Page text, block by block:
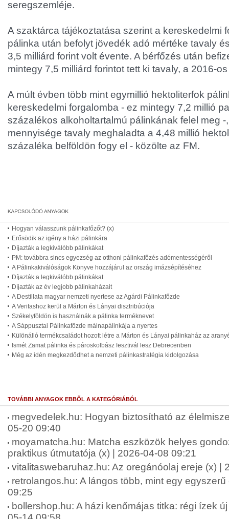
seregszemléje.
A szaktárca tájékoztatása szerint a kereskedelmi
pálinka után befolyt jövedék adó mértéke tavaly
3,5 milliárd forint volt évente. A bérfőzés után
mintegy 7,5 milliárd forintot tett ki tavaly, a 2016-
A múlt évben több mint egymillió hektoliterfok
kereskedelmi forgalomba - ez mintegy 7,2 millió
százalékos alkoholtartalmú pálinkának felel meg -
mennyisége tavaly meghaladta a 4,48 millió
százaléka belföldön fogy el - közölte az FM.
Hogyan válasszunk pálinkafőzőt? (x)
Erősödik az igény a házi pálinkára
Díjazták a legkiválóbb pálinkákat
PM: továbbra sincs egyezség az otthoni pálinkafőzés adómentességéről
A Pálinkakiválóságok Könyve hozzájárul az ország imázsépítéséhez
Díjazták a legkiválóbb pálinkákat
Díjazták az év legjobb pálinkaházait
A Destillata magyar nemzeti nyertese az Agárdi Pálinkafőzde
A Veritashoz kerül a Márton és Lányai disztribúciója
Székelyföldön is használnák a pálinka terméknevet
A Sáppusztai Pálinkafőzde málnapálinkája a nyertes
Különálló termékcsaládot hozott létre a Márton és Lányai pálinkaház az
Ismét Zamat pálinka és pároskolbász fesztivál lesz Debrecenben
Még az idén megkezdődhet a nemzeti pálinkastratégia kidolgozása
TOVÁBBI ANYAGOK EBBŐL A KATEGÓRIÁBÓL
megvedelek.hu: Hogyan biztosítható az
05-20 09:40
moyamatcha.hu: Matcha eszközök helyes
praktikus útmutatója (x) | 2026-04-08 09:21
vitalitaswebaruhaz.hu: Az oregánóolaj ereje (x) |
retrolangos.hu: A lángos több, mint egy
09:25
bollershop.hu: A házi kenőmájas titka: régi ízek